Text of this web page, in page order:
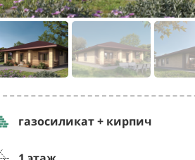
газосиликат + кирпич